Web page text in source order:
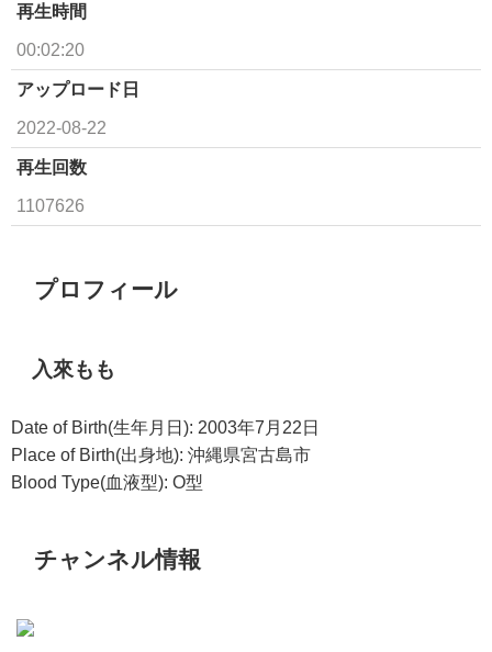
再生時間
00:02:20
アップロード日
2022-08-22
再生回数
1107626
プロフィール
入來もも
Date of Birth(生年月日): 2003年7月22日
Place of Birth(出身地): 沖縄県宮古島市
Blood Type(血液型): O型
チャンネル情報